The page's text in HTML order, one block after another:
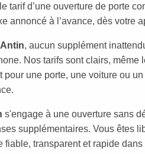
tarif d’une ouverture de porte
annoncé à l’avance, dès votre
Antin, aucun supplément
Nos tarifs sont clairs, même
pour une porte, une voiture ou
s'engage à une ouverture sans
supplémentaires. Vous êtes
fiable, transparent et rapide